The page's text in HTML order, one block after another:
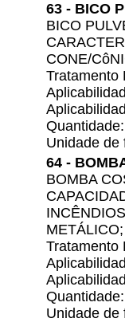
63 - BICO
BICO
CONE/
Tratamento
Unidade de
64 -
BOMBA
Tratamento
Unidade de